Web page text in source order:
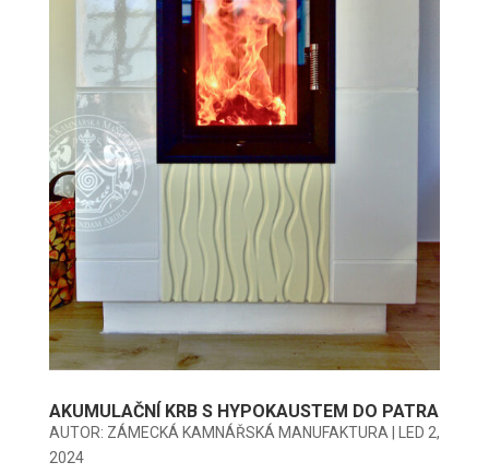
AKUMULAČNÍ KRB S HYPOKAUSTEM DO PATRA
AUTOR: ZÁMECKÁ KAMNÁŘSKÁ MANUFAKTURA
LED 2,
2024